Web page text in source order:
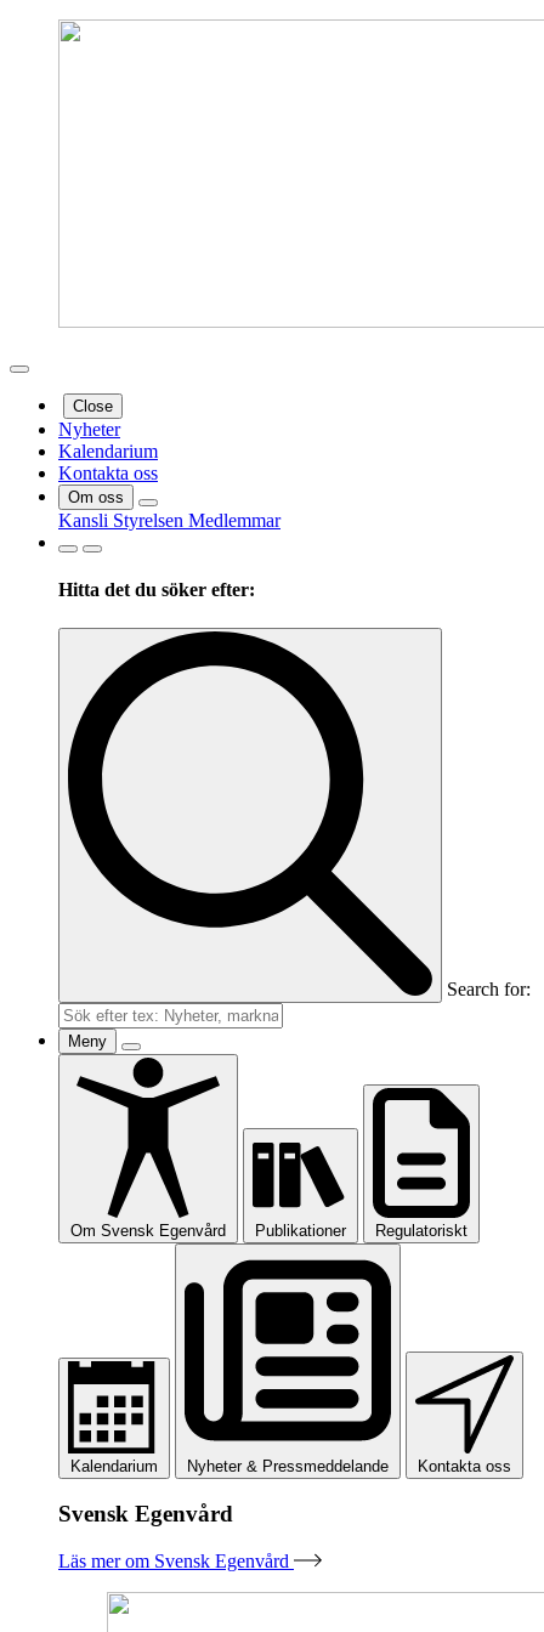
Close
Nyheter
Kalendarium
Kontakta oss
Om oss
Kansli Styrelsen Medlemmar
Hitta det du söker efter:
Search for:
Meny
Om Svensk Egenvård Publikationer Regulatoriskt
Kalendarium Nyheter & Pressmeddelande Kontakta oss
Svensk Egenvård
Läs mer om Svensk Egenvård